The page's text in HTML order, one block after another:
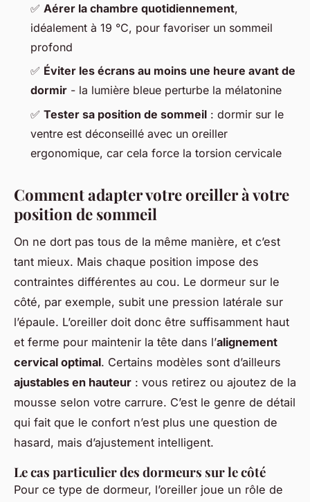
✅ Aérer la chambre quotidiennement,
idéalement à 19 °C, pour favoriser un sommeil
profond
✅ Éviter les écrans au moins une heure avant de
dormir - la lumière bleue perturbe la mélatonine
✅ Tester sa position de sommeil : dormir sur le
ventre est déconseillé avec un oreiller
ergonomique, car cela force la torsion cervicale
Comment adapter votre oreiller à votre
position de sommeil
On ne dort pas tous de la même manière, et c’est
tant mieux. Mais chaque position impose des
contraintes différentes au cou. Le dormeur sur le
côté, par exemple, subit une pression latérale sur
l’épaule. L’oreiller doit donc être suffisamment haut
et ferme pour maintenir la tête dans l’alignement
cervical optimal. Certains modèles sont d’ailleurs
ajustables en hauteur : vous retirez ou ajoutez de la
mousse selon votre carrure. C’est le genre de détail
qui fait que le confort n’est plus une question de
hasard, mais d’ajustement intelligent.
Le cas particulier des dormeurs sur le côté
Pour ce type de dormeur, l’oreiller joue un rôle de